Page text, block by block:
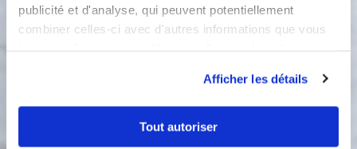
publicité et d'analyse, qui peuvent potentiellement
combiner celles-ci avec d'autres informations que vous
Afficher les détails
Tout autoriser
ketchup